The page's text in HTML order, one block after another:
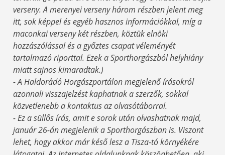
verseny. A merenyei verseny három részben jelent meg
itt, sok képpel és egyéb hasznos információkkal, míg a
maconkai verseny két részben, köztük elnöki
hozzászólással és a győztes csapat véleményét
tartalmazó riporttal. Ezek a Sporthorgászból helyhiány
miatt sajnos kimaradtak.)
- A Haldorádó Horgászportálon megjelenő írásokról
azonnali visszajelzést kaphatnak a szerzők, sokkal
közvetlenebb a kontaktus az olvasótáborral.
- Ez a süllős írás, amit e sorok után olvashatnak majd,
január 26-án megjelenik a Sporthorgászban is. Viszont
lehet, hogy akkor már késő lesz a Tisza-tó környékére